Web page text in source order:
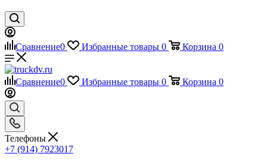
Сравнение0 Избранные товары 0 Корзина 0
Сравнение0 Избранные товары 0 Корзина 0
Телефоны
+7 (914) 7923017